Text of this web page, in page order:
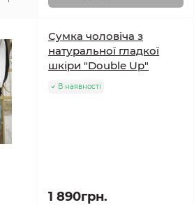
Сумка чоловіча з
натуральної гладкої
шкіри "Double Up"
В наявності
1 890грн.